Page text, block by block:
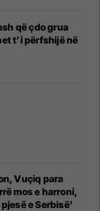
që çdo grua
t’i përfshijë në
Vuçiq para
mos e harroni,
e Serbisë'